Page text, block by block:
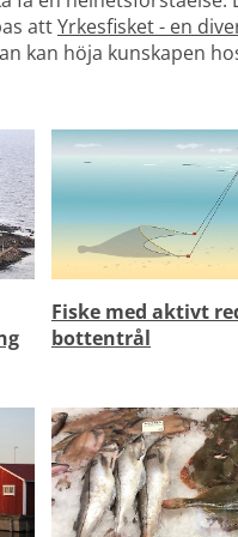
att Yrkesfisket - en
kan höja kunskapen
Fiske med aktivt
bottentrål